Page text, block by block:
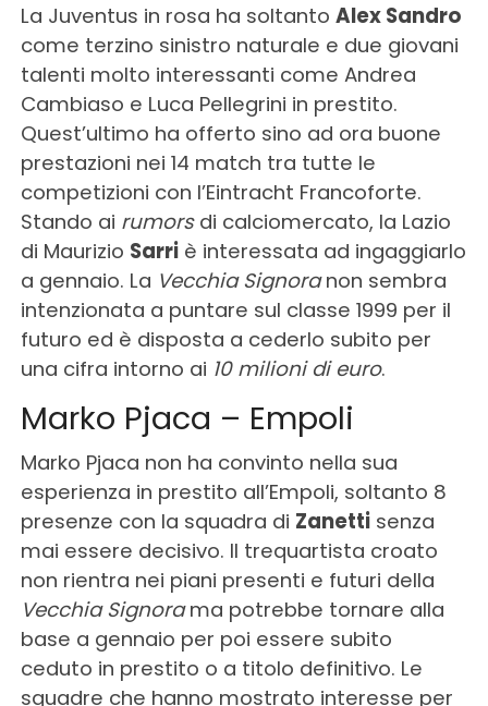
La Juventus in rosa ha soltanto Alex Sandro
come terzino sinistro naturale e due giovani
talenti molto interessanti come Andrea
Cambiaso e Luca Pellegrini in prestito.
Quest’ultimo ha offerto sino ad ora buone
prestazioni nei 14 match tra tutte le
competizioni con l’Eintracht Francoforte.
Stando ai rumorsdi calciomercato, la Lazio
di Maurizio Sarriè interessata ad ingaggiarlo
a gennaio. La Vecchia Signoranon sembra
intenzionata a puntare sul classe 1999 per il
futuro ed è disposta a cederlo subito per
una cifra intorno ai 10 milioni di euro.
Marko Pjaca – Empoli
Marko Pjaca non ha convinto nella sua
esperienza in prestito all’Empoli, soltanto 8
presenze con la squadra di Zanettisenza
mai essere decisivo. Il trequartista croato
non rientra nei piani presenti e futuri della
Vecchia Signorama potrebbe tornare alla
base a gennaio per poi essere subito
ceduto in prestito o a titolo definitivo. Le
squadre che hanno mostrato interesse per